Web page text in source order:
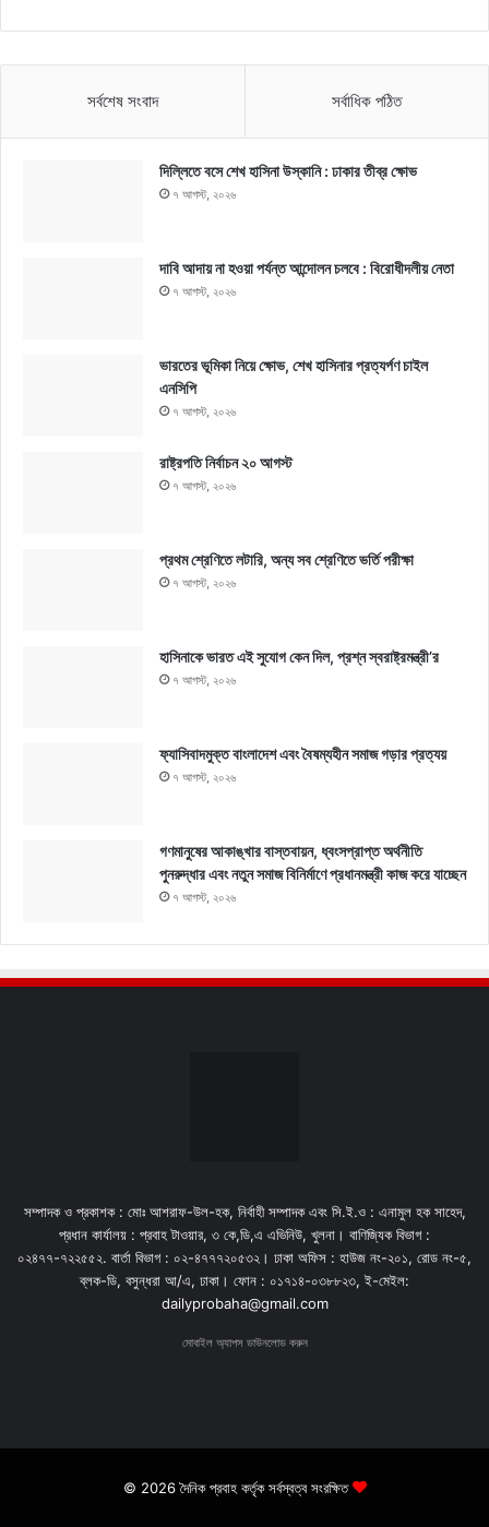
সর্বশেষ সংবাদ সর্বাধিক পঠিত
দিল্লিতে বসে শেখ হাসিনা উস্কানি : ঢাকার তীব্র ক্ষোভ
৭ আগস্ট, ২০২৬
দাবি আদায় না হওয়া পর্যন্ত আন্দোলন চলবে : বিরোধীদলীয় নেতা
৭ আগস্ট, ২০২৬
ভারতের ভূমিকা নিয়ে ক্ষোভ, শেখ হাসিনার প্রত্যর্পণ চাইল
এনসিপি
৭ আগস্ট, ২০২৬
রাষ্ট্রপতি নির্বাচন ২০ আগস্ট
৭ আগস্ট, ২০২৬
প্রথম শ্রেণিতে লটারি, অন্য সব শ্রেণিতে ভর্তি পরীক্ষা
৭ আগস্ট, ২০২৬
হাসিনাকে ভারত এই সুযোগ কেন দিল, প্রশ্ন স্বরাষ্ট্রমন্ত্রী’র
৭ আগস্ট, ২০২৬
ফ্যাসিবাদমুক্ত বাংলাদেশ এবং বৈষম্যহীন সমাজ গড়ার প্রত্যয়
৭ আগস্ট, ২০২৬
গণমানুষের আকাঙ্খার বাস্তবায়ন, ধ্বংসপ্রাপ্ত অর্থনীতি
পুনরুদ্ধার এবং নতুন সমাজ বিনির্মাণে প্রধানমন্ত্রী কাজ করে যাচ্ছেন
৭ আগস্ট, ২০২৬
সম্পাদক ও প্রকাশক : মোঃ আশরাফ-উল-হক, নির্বাহী সম্পাদক এবং সি.ই.ও : এনামুল হক সাহেদ,
প্রধান কার্যালয় : প্রবাহ টাওয়ার, ৩ কে,ডি,এ এভিনিউ, খুলনা। বাণিজ্যিক বিভাগ :
০২৪৭৭-৭২২৫৫২. বার্তা বিভাগ : ০২-৪৭৭৭২০৫৩২। ঢাকা অফিস : হাউজ নং-২০১, রোড নং-৫,
ব্লক-ডি, বসুন্ধরা আ/এ, ঢাকা। ফোন : ০১৭১৪-০৩৮৮২৩, ই-মেইল:
dailyprobaha@gmail.com
মোবাইল অ্যাপস ডাউনলোড করুন
© 2026 দৈনিক প্রবাহ কর্তৃক সর্বস্বত্ব সংরক্ষিত